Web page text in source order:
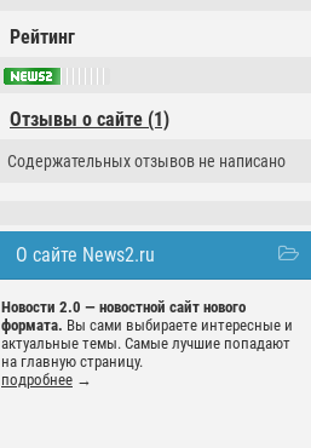
Рейтинг
Отзывы о сайте (1)
Содержательных отзывов не написано
О сайте News2.ru
Новости 2.0 — новостной сайт нового
формата. Вы сами выбираете интересные и
актуальные темы. Самые лучшие попадают
на главную страницу.
подробнее →